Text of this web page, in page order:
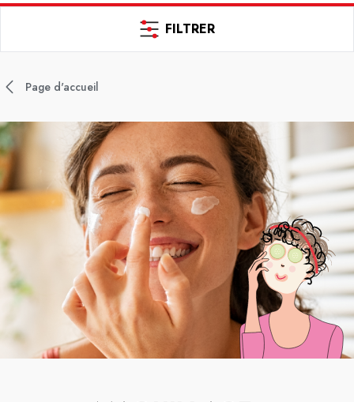
FILTRER
Page d'accueil